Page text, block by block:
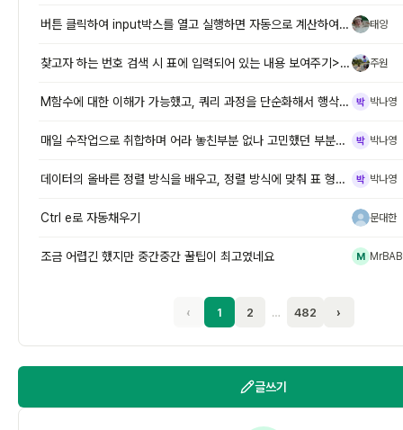
버튼 클릭하여 input박스를 열고 실행하면 자동으로 계산하여 결과물 보 태 태양
찾고자 하는 번호 검색 시 표에 입력되어 있는 내용 보여주기> 필터로 조 주 주원
M함수에 대한 이해가 가능했고, 쿼리 과정을 단순화해서 행삭제,머리글로 박 박나영
매일 수작업으로 취합하며 어라 놓친부분 없나 고민했던 부분이, 이렇게 간 박 박나영
데이터의 올바른 정렬 방식을 배우고, 정렬 방식에 맞춰 표 형식으로 변환 박 박나영
Ctrl e로 자동채우기 문 문대한
조금 어렵긴 했지만 중간중간 꿀팁이 최고였네요 M
‹ 1 2 … 482 ›
글쓰기